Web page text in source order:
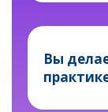
Вы